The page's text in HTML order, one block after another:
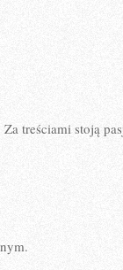
treściami stoją